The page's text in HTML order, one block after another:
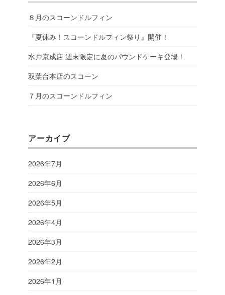
８月のスコーンドルフィン
『夏休み！スコーンドルフィン祭り』開催！
水戸京成店 週末限定に夏のパウンドケーキ登場！
双葉台本店のスコーン
７月のスコーンドルフィン
アーカイブ
2026年7月
2026年6月
2026年5月
2026年4月
2026年3月
2026年2月
2026年1月